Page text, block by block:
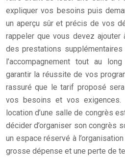
expliquer vos besoins puis
un aperçu sûr et précis de vos
rappeler que vous devez
des prestations
l’accompagnement tout au
garantir la réussite de vos
rassuré que le tarif proposé
vos besoins et vos exigences.
location d’une salle de congrès
décider d’organiser son congrès
un espace réservé à
grosse dépense et une perte de